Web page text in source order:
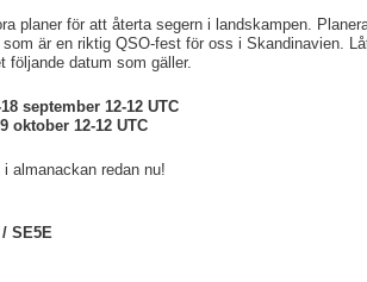
planer för att återta segern i landskampen.
är en riktig QSO-fest för oss i Skandinavien.
följande datum som gäller.
september 12-12 UTC
oktober 12-12 UTC
almanackan redan nu!
SE5E